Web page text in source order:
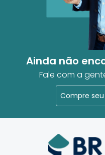
Ainda não
Fale com a
Compre